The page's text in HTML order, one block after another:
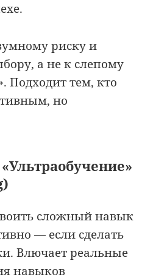
риску и
а не к слепому
Подходит тем, кто
но
сложный навык
— если сделать
Влючает реальные
навыков